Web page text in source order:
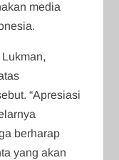
media
“Apresiasi
berharap
yang akan